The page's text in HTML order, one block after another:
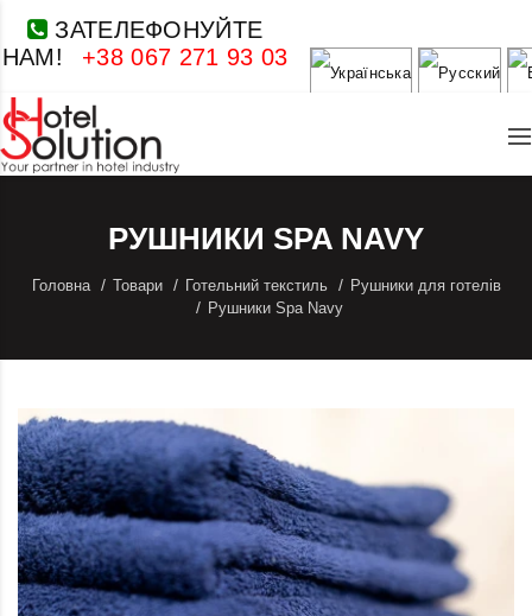
ЗАТЕЛЕФОНУЙТЕ
НАМ!
+38 067 271 93 03
РУШНИКИ SPA NAVY
Головна Товари Готельний текстиль
Рушники для готелів
Рушники Spa Navy